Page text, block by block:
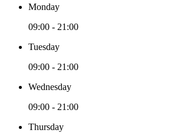
Monday
09:00 - 21:00
Tuesday
09:00 - 21:00
Wednesday
09:00 - 21:00
Thursday